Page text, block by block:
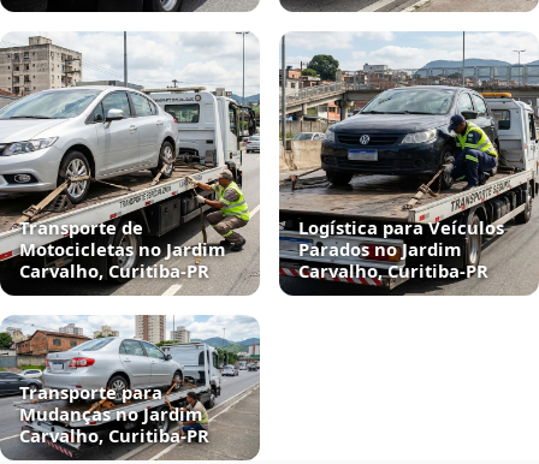
Transporte de
Motocicletas no Jardim
Carvalho, Curitiba‑PR
Logística para Veículos
Parados no Jardim
Carvalho, Curitiba‑PR
Transporte para
Mudanças no Jardim
Carvalho, Curitiba‑PR